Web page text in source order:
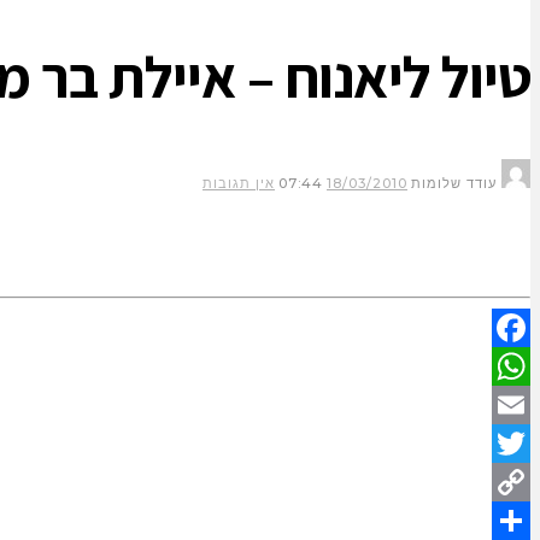
טיול ליאנוח – איילת בר
עודד שלומות 18/03/2010
07:44 אין תגובות
Facebook
WhatsApp
Email
Twitter
Copy